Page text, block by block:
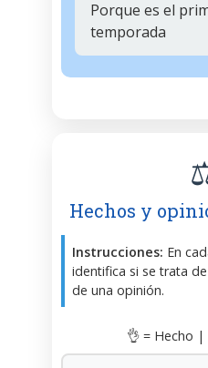
Porque es el
temporada
Hechos y
Instrucciones: En
identifica si se trata
de una opinión.
👌 = Hecho |